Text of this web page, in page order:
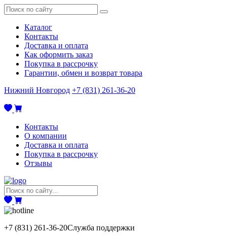
Каталог
Контакты
Доставка и оплата
Как оформить заказ
Покупка в рассрочку
Гарантии, обмен и возврат товара
Нижний Новгород +7 (831) 261-36-20
Контакты
О компании
Доставка и оплата
Покупка в рассрочку
Отзывы
+7 (831) 261-36-20Служба поддержки